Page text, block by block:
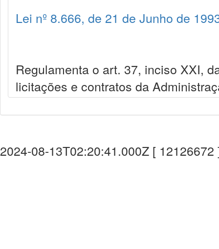
Lei nº 8.666, de 21 de Junho de
Regulamenta o art. 37, inciso XXI,
licitações e contratos da
2024-08-13T02:20:41.000Z [ 12126672